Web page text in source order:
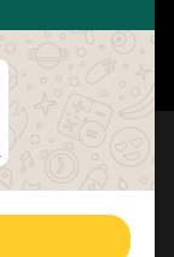
yapılır